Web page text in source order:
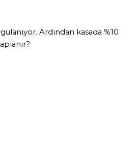
Ardından kasada %10